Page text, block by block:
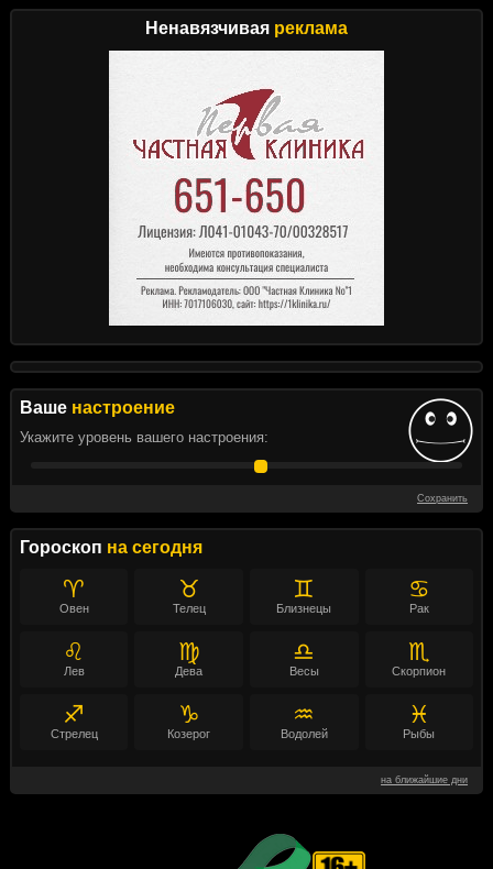
Ненавязчивая реклама
Ваше настроение
Укажите уровень вашего настроения:
Сохранить
Гороскоп на сегодня
♈
Овен
♉
Телец
♊
Близнецы
♋
Рак
♌
Лев
♍
Дева
♎
Весы
♏
Скорпион
♐
Стрелец
♑
Козерог
♒
Водолей
♓
Рыбы
на ближайшие дни